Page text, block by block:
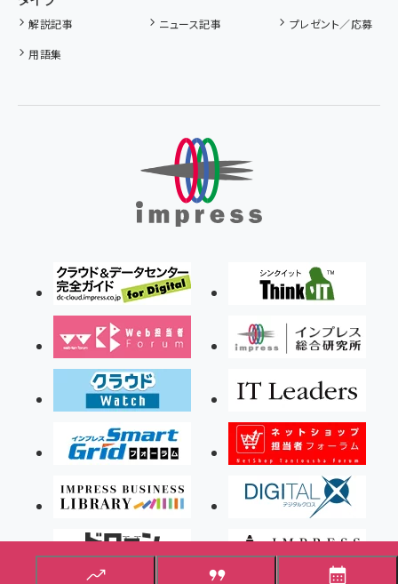
解説記事 ニュース記事
プレゼント／応募
用語集